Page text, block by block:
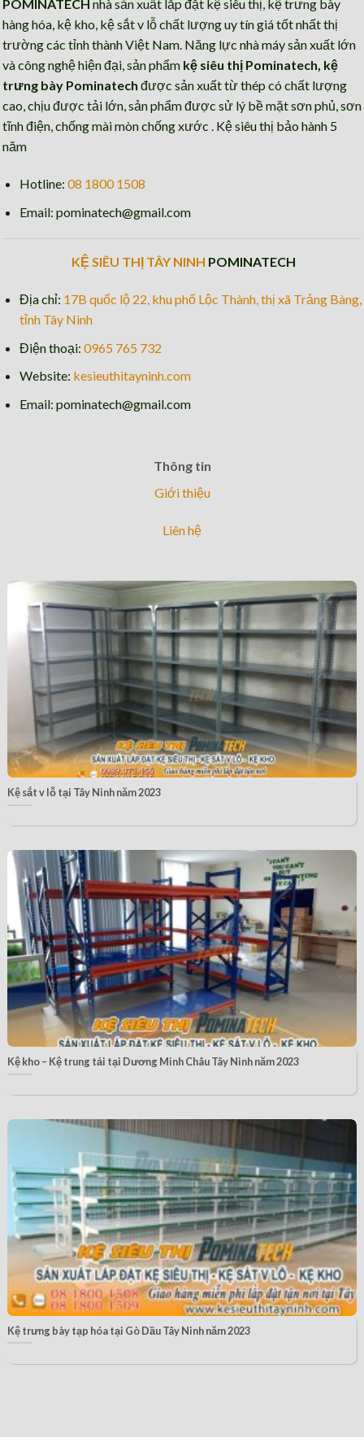
POMINATECH nhà sản xuất lắp đặt kệ siêu thị, kệ trưng bày
hàng hóa, kệ kho, kệ sắt v lỗ chất lượng uy tín giá tốt nhất thị
trường các tỉnh thành Việt Nam. Năng lực nhà máy sản xuất lớn
và công nghệ hiện đại, sản phẩm kệ siêu thị Pominatech, kệ
trưng bày Pominatech được sản xuất từ thép có chất lượng
cao, chịu được tải lớn, sản phẩm được sử lý bề mặt sơn phủ, sơn
tĩnh điện, chống mài mòn chống xước . Kệ siêu thị bảo hành 5
năm
Hotline: 08 1800 1508
Email: pominatech@gmail.com
KỆ SIÊU THỊ TÂY NINH POMINATECH
Địa chỉ: 17B quốc lộ 22, khu phố Lộc Thành, thị xã Trảng Bàng,
tỉnh Tây Ninh
Điện thoại: 0965 765 732
Website: kesieuthitayninh.com
Email: pominatech@gmail.com
Thông tin
Giới thiệu
Liên hệ
Kệ sắt v lỗ tại Tây Ninh năm 2023
Kệ kho – Kệ trung tải tại Dương Minh Châu Tây Ninh năm 2023
Kệ trưng bày tạp hóa tại Gò Dầu Tây Ninh năm 2023